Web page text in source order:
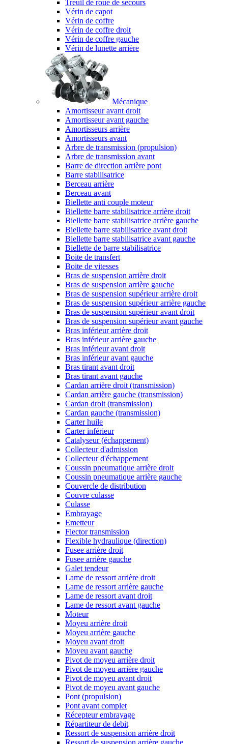
Treuil de roue de secours
Vérin de capot
Vérin de coffre
Vérin de coffre droit
Vérin de coffre gauche
Vérin de lunette arrière
Mécanique
Amortisseur avant droit
Amortisseur avant gauche
Amortisseurs arrière
Amortisseurs avant
Arbre de transmission (propulsion)
Arbre de transmission avant
Barre de direction arrière pont
Barre stabilisatrice
Berceau arrière
Berceau avant
Biellette anti couple moteur
Biellette barre stabilisatrice arrière droit
Biellette barre stabilisatrice arrière gauche
Biellette barre stabilisatrice avant droit
Biellette barre stabilisatrice avant gauche
Biellette de barre stabilisatrice
Boite de transfert
Boite de vitesses
Bras de suspension arrière droit
Bras de suspension arrière gauche
Bras de suspension supérieur arrière droit
Bras de suspension supérieur arrière gauche
Bras de suspension supérieur avant droit
Bras de suspension supérieur avant gauche
Bras inférieur arrière droit
Bras inférieur arrière gauche
Bras inférieur avant droit
Bras inférieur avant gauche
Bras tirant avant droit
Bras tirant avant gauche
Cardan arrière droit (transmission)
Cardan arrière gauche (transmission)
Cardan droit (transmission)
Cardan gauche (transmission)
Carter huile
Carter inférieur
Catalyseur (échappement)
Collecteur d'admission
Collecteur d'échappement
Coussin pneumatique arrière droit
Coussin pneumatique arrière gauche
Couvercle de distribution
Couvre culasse
Culasse
Embrayage
Emetteur
Flector transmission
Flexible hydraulique (direction)
Fusee arrière droit
Fusee arrière gauche
Galet tendeur
Lame de ressort arrière droit
Lame de ressort arrière gauche
Lame de ressort avant droit
Lame de ressort avant gauche
Moteur
Moyeu arrière droit
Moyeu arrière gauche
Moyeu avant droit
Moyeu avant gauche
Pivot de moyeu arrière droit
Pivot de moyeu arrière gauche
Pivot de moyeu avant droit
Pivot de moyeu avant gauche
Pont (propulsion)
Pont avant complet
Récepteur embrayage
Répartiteur de debit
Ressort de suspension arrière droit
Ressort de suspension arrière gauche